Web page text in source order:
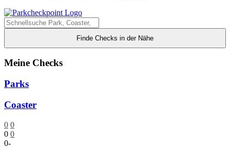
Finde Checks in der Nähe
Meine Checks
Parks
Coaster
0 0
0 0
0-